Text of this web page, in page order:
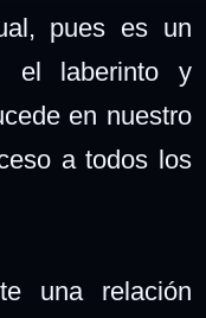
pues es un
el laberinto y
en nuestro
a todos los
una relación